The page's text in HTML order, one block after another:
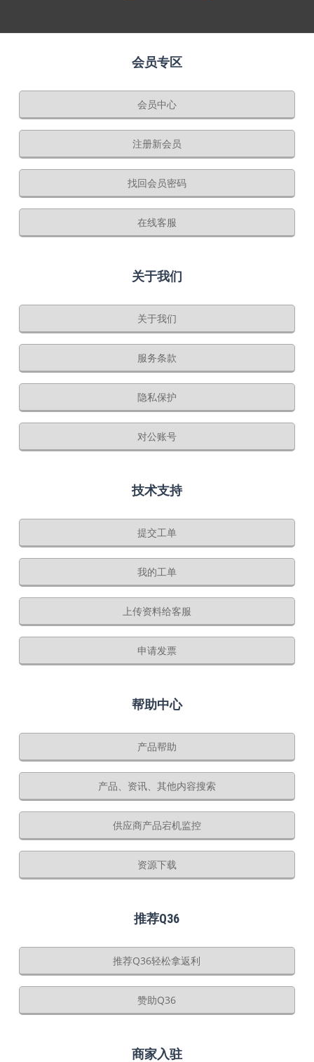
会员专区
会员中心
注册新会员
找回会员密码
在线客服
关于我们
关于我们
服务条款
隐私保护
对公账号
技术支持
提交工单
我的工单
上传资料给客服
申请发票
帮助中心
产品帮助
产品、资讯、其他内容搜索
供应商产品宕机监控
资源下载
推荐Q36
推荐Q36轻松拿返利
赞助Q36
商家入驻